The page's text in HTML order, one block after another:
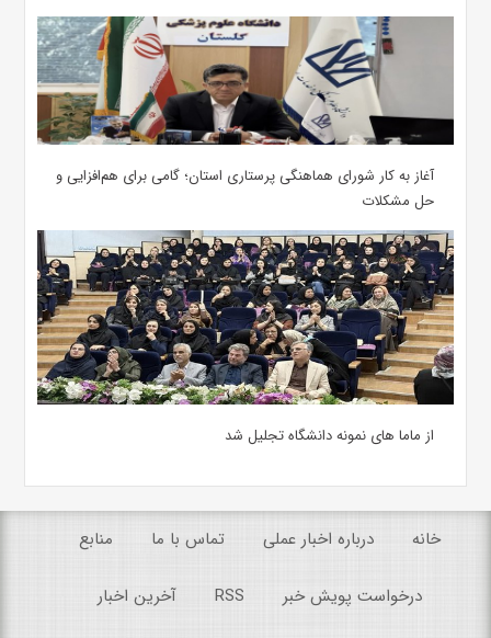
آغاز به کار شورای هماهنگی پرستاری استان؛ گامی برای هم‌افزایی و
حل مشکلات
از ماما های نمونه دانشگاه تجلیل شد
خانه درباره اخبار عملی تماس با ما منابع
درخواست پویش خبر RSS آخرین اخبار